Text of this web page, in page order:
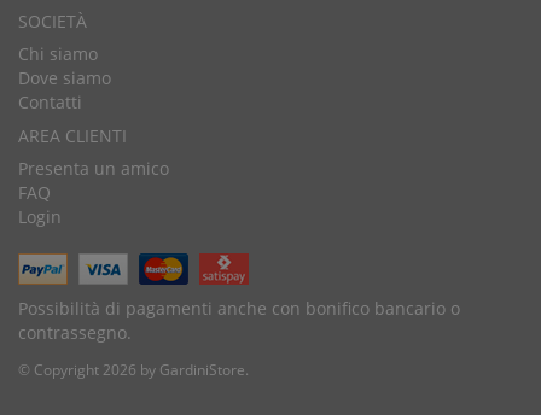
SOCIETÀ
Chi siamo
Dove siamo
Contatti
AREA CLIENTI
Presenta un amico
FAQ
Login
Possibilità di pagamenti anche con bonifico bancario o
contrassegno.
© Copyright 2026 by GardiniStore.